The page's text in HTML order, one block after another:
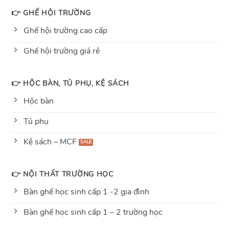
👉 GHẾ HỘI TRƯỜNG
Ghế hội trường cao cấp
Ghế hội trường giá rẻ
👉 HỘC BÀN, TỦ PHỤ, KỆ SÁCH
Hộc bàn
Tủ phụ
Kệ sách – MCF
👉 NỘI THẤT TRƯỜNG HỌC
Bàn ghế học sinh cấp 1 -2 gia đình
Bàn ghế học sinh cấp 1 – 2 trường học